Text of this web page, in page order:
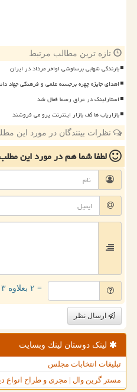
تازه ترین مطالب مرتبط
بارندگی شهابی برساوشی اواخر مرداد در ایران
اهدای جایزه چهره برجسته علمی و فرهنگی جهاد
استارلینک در عراق رسما فعال شد
بازاریاب ها کف بازار اینترنت پرو می فروشند
نظرات بینندگان در مورد این
لطفا شما همدر مورد این
= ۲ بعلاوه ۳
ارسال نظر
لینک دوستان لینك وبسایت
تبلیغات انتخابات مجلس
مستر گرین وال | مجری و طراح انواع